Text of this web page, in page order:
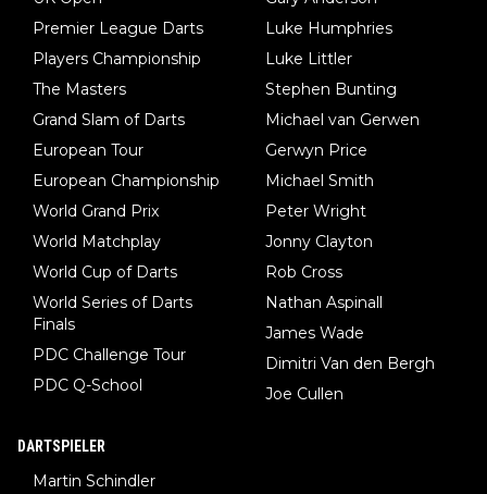
Premier League Darts
Players Championship
The Masters
Grand Slam of Darts
European Tour
European Championship
World Grand Prix
World Matchplay
World Cup of Darts
World Series of Darts
Finals
PDC Challenge Tour
PDC Q-School
Luke Humphries
Luke Littler
Stephen Bunting
Michael van Gerwen
Gerwyn Price
Michael Smith
Peter Wright
Jonny Clayton
Rob Cross
Nathan Aspinall
James Wade
Dimitri Van den Bergh
Joe Cullen
DARTSPIELER
Martin Schindler